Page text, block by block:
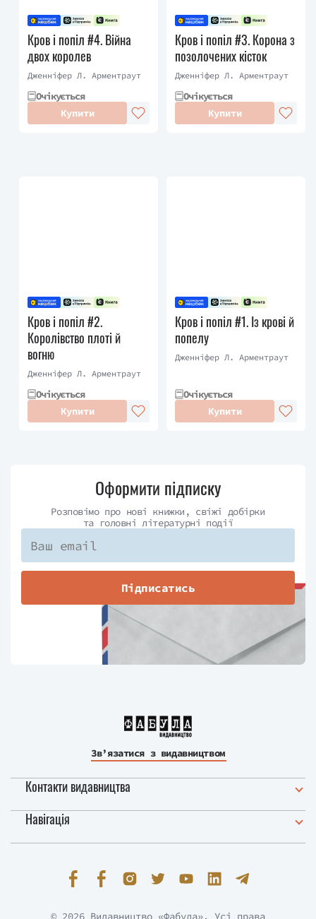
Кров і попіл #4. Війна
двох королев
Дженніфер Л. Арментраут
Очікується
Купити
Кров і попіл #3. Корона з
позолочених кісток
Дженніфер Л. Арментраут
Очікується
Купити
Кров і попіл #2.
Королівство плоті й
вогню
Дженніфер Л. Арментраут
Очікується
Купити
Кров і попіл #1. Із крові й
попелу
Дженніфер Л. Арментраут
Очікується
Купити
Оформити підписку
Розповімо про нові книжки, свіжі добірки
та головні літературні події
Підписатись
Зв’язатися з видавництвом
Контакти видавництва
Навігація
© 2026 Видавництво «Фабула». Усі права